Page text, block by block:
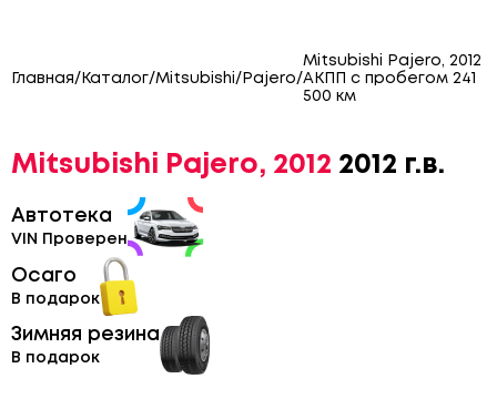
Главная/ Каталог/Mitsubishi/ Pajero/
Mitsubishi Pajero, 2012
АКПП с пробегом 241
500 км
Mitsubishi Pajero, 2012 2012 г.в.
Автотека
VIN Проверен
Осаго
В подарок
Зимняя резина
В подарок